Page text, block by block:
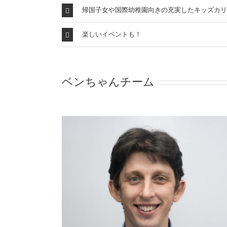
帰国子女や国際幼稚園向きの充実したキッズカ
楽しいイベントも！
ベンちゃんチーム